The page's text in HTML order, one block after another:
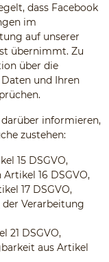
dass Facebook
im
auf unserer
übernimmt. Zu
über die
und Ihren
informieren,
zustehen:
15 DSGVO,
16 DSGVO,
17 DSGVO,
Verarbeitung
21 DSGVO,
aus Artikel